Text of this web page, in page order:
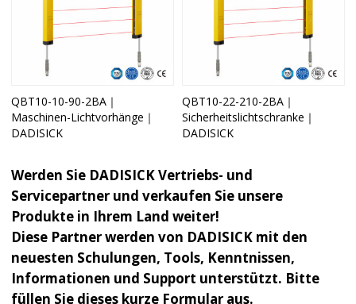
QBT10-10-90-2BA｜
Maschinen-Lichtvorhänge｜
DADISICK
QBT10-22-210-2BA｜
Sicherheitslichtschranke｜
DADISICK
Werden Sie DADISICK Vertriebs- und
Servicepartner und verkaufen Sie unsere
Produkte in Ihrem Land weiter!
Diese Partner werden von DADISICK mit den
neuesten Schulungen, Tools, Kenntnissen,
Informationen und Support unterstützt. Bitte
füllen Sie dieses kurze Formular aus.